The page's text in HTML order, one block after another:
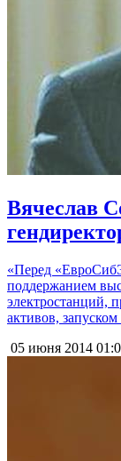
Вячеслав
«Перед
поддержанием
электростанций,
активов,
05 июня 2014